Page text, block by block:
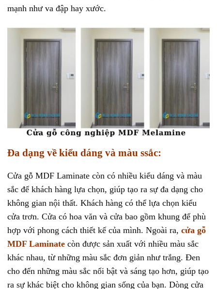
mạnh như va đập hay xước.
Đa dạng về kiểu dáng và màu ssắc:
Cửa gỗ MDF Laminate còn có nhiều kiểu dáng và màu
sắc để khách hàng lựa chọn, giúp tạo ra sự đa dạng cho
không gian nội thất. Khách hàng có thể lựa chọn kiểu
cửa trơn. Cửa có hoa văn và cửa bao gồm khung để phù
hợp với phong cách thiết kế của mình. Ngoài ra, cửa gỗ
MDF Laminate còn được sản xuất với nhiều màu sắc
khác nhau, từ những màu sắc đơn giản như trắng. Đen
cho đến những màu sắc nổi bật và sáng tạo hơn, giúp tạo
ra sự khác biệt cho không gian sống của bạn. Dòng cửa